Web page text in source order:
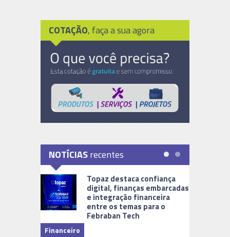
COTAÇÃO, faça a sua agora
NOTÍCIASrecentes
Topaz destaca confiança
digital, finanças embarcadas
e integração financeira
entre os temas para o
Febraban Tech
Financeiro